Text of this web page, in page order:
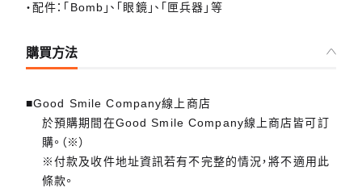
・配件：「Bomb」、「眼鏡」、「匣兵器」等
購買方法
■Good Smile Company線上商店
於預購期間在Good Smile Company線上商店皆可訂
購。（※）
※付款及收件地址資訊若有不完整的情況，將不適用此
條款。